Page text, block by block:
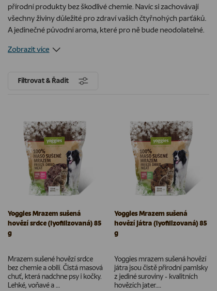
přírodní produkty bez škodlivé chemie. Navíc si zachovávají
všechny živiny důležité pro zdraví vašich čtyřnohých parťáků.
A jedinečné původní aroma, které pro ně bude neodolatelné.
Zobrazit více
Filtrovat & Řadit
Yoggies Mrazem sušená
hovězí srdce (lyofilizovaná) 85
g
Mrazem sušené hovězí srdce
bez chemie a obilí. Čistá masová
chuť, která nadchne psy i kočky.
Lehké, voňavé a ...
Yoggies Mrazem sušená
hovězí játra (lyofilizovaná) 85
g
Yoggies mrazem sušená hovězí
játra jsou čistě přírodní pamlsky
z jediné suroviny - kvalitních
hovězích jater....